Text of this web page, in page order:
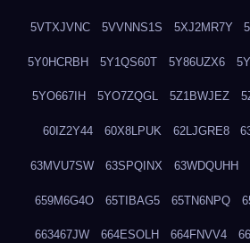
5VTXJVNC 5VVNNS1S 5XJ2MR7Y
5Y0HCRBH 5Y1QS60T 5Y86UZX6
5YO667IH 5YO7ZQGL 5Z1BWJEZ
60IZ2Y44 60X8LPUK 62LJGRE8
63MVU7SW 63SPQINX 63WDQUHH
659M6G4O 65TIBAG5 65TN6NPQ
663467JW 664ESOLH 664FNVV4